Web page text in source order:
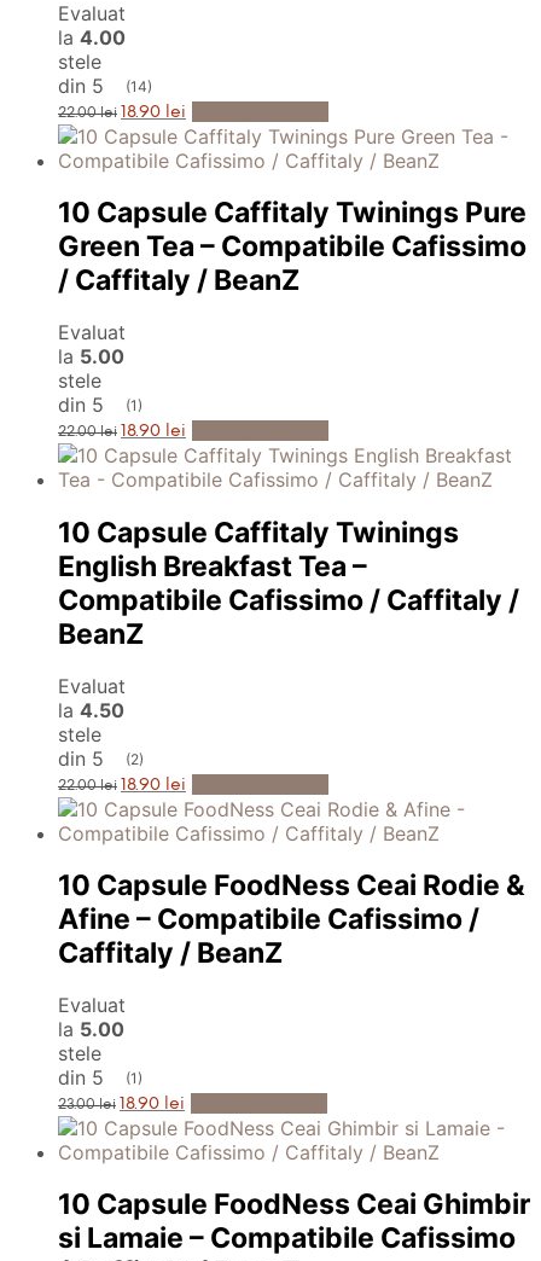
Evaluat
la 4.00
stele
din 5
(14)
22.00lei Prețul
inițial
a
fost:
18.90 lei Prețul
curent
este:
18.90 lei.
10 Capsule Caffitaly Twinings Pure
Green Tea – Compatibile Cafissimo
/ Caffitaly / BeanZ
Evaluat
la 5.00
stele
din 5
(1)
22.00lei Prețul
inițial
a
fost:
18.90 lei Prețul
curent
este:
18.90 lei.
10 Capsule Caffitaly Twinings
English Breakfast Tea –
Compatibile Cafissimo / Caffitaly /
BeanZ
Evaluat
la 4.50
stele
din 5
(2)
22.00lei Prețul
inițial
a
fost:
18.90 lei Prețul
curent
este:
18.90 lei.
10 Capsule FoodNess Ceai Rodie &
Afine – Compatibile Cafissimo /
Caffitaly / BeanZ
Evaluat
la 5.00
stele
din 5
(1)
23.00lei Prețul
inițial
a
fost:
18.90 lei Prețul
curent
este:
18.90 lei.
10 Capsule FoodNess Ceai Ghimbir
si Lamaie – Compatibile Cafissimo